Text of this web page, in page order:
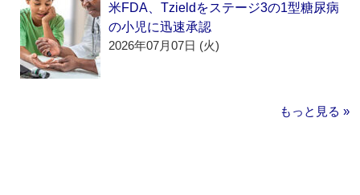
米FDA、Tzieldをステージ3の1型糖尿病
の小児に迅速承認
2026年07月07日 (火)
もっと見る »